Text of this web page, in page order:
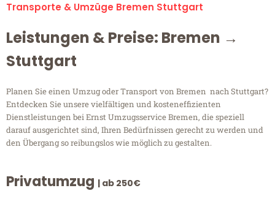
Transporte & Umzüge Bremen Stuttgart
Leistungen & Preise: Bremen →
Stuttgart
Planen Sie einen Umzug oder Transport von Bremen nach Stuttgart?
Entdecken Sie unsere vielfältigen und kosteneffizienten
Dienstleistungen bei Ernst Umzugsservice Bremen, die speziell
darauf ausgerichtet sind, Ihren Bedürfnissen gerecht zu werden und
den Übergang so reibungslos wie möglich zu gestalten.
Privatumzug | ab 250€